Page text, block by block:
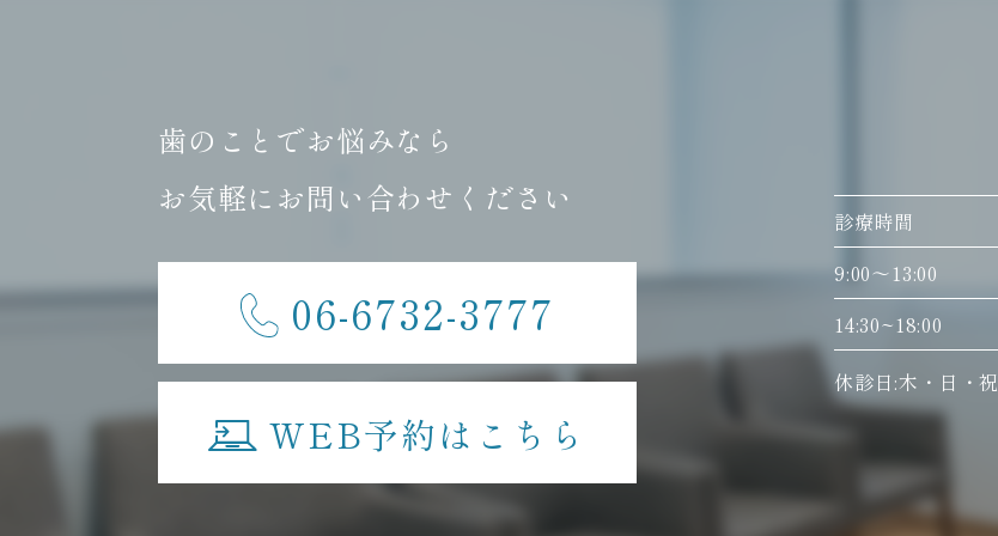
歯のことでお悩みなら
お気軽にお問い合わせください
06-6732-3777
WEB予約はこちら
診療時間
9:00〜13:00
14:30~18:00
休診日:木・日・祝